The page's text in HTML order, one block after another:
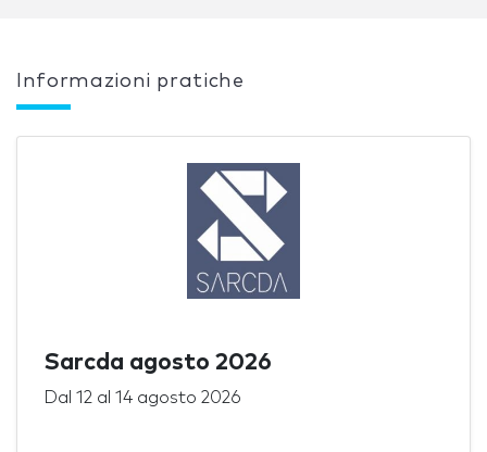
Informazioni pratiche
Sarcda agosto 2026
Dal 12 al 14 agosto 2026